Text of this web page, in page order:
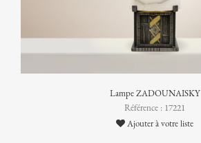
Lampe ZADOUNAISKY
Référence : 17221
Ajouter à votre liste